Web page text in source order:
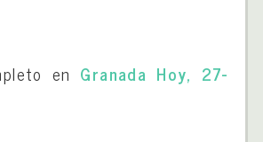
en Granada Hoy, 27-